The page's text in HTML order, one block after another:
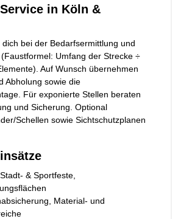
in Köln &
bei der Bedarfsermittlung und
Umfang der Strecke ÷
Auf Wunsch übernehmen
Abholung sowie die
Für exponierte Stellen beraten
und Sicherung. Optional
Schellen sowie Sichtschutzplanen
& Sportfeste,
Material- und